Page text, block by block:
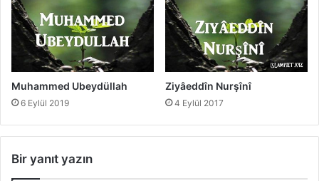
Muhammed Ubeydüllah
6 Eylül 2019
Ziyâeddîn Nurşînî
4 Eylül 2017
Bir yanıt yazın